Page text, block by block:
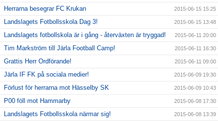
Herrarna besegrar FC Krukan 2015-06-15 15:25
Landslagets Fotbollsskola Dag 3! 2015-06-15 13:48
Landslagets fotbollskola är i gång - återväxten är tryggad! 2015-06-11 20:00
Tim Markström till Järla Football Camp! 2015-06-11 16:30
Grattis Herr Ordförande! 2015-06-11 09:00
Järla IF FK på sociala medier! 2015-06-09 19:30
Förlust för herrarna mot Hässelby SK 2015-06-09 10:43
P00 föll mot Hammarby 2015-06-08 17:30
Landslagets Fotbollsskola närmar sig! 2015-06-08 13:39